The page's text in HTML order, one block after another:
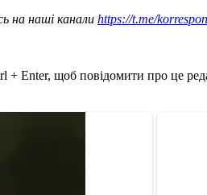
на наші канали https://t.me/
+ Enter, щоб повідомити про це